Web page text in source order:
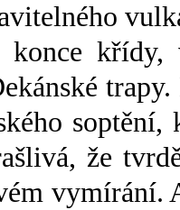
konce křídy,
že
vymírání.